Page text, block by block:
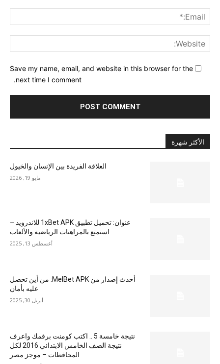
Save my name, email, and website in this browser for the
next time I comment.
الأكثر شهرة
العلاقة الفريدة بين الإنسان والخيول
مايو 19, 2026
عنوان: تحميل تطبيق 1xBet APK للاندرويد –
استمتع بالمراهنات الرياضية والألعاب
أغسطس 13, 2025
أحدث إصدار من MelBet APK: من أين تحصل
عليه بأمان
أبريل 30, 2025
نتيجة خامسة 5 .. اكتب كومنت برقمك واعرف
نتيجة الصف الخامس الابتدائي 2016 لكل
المحافظات – موجز مصر